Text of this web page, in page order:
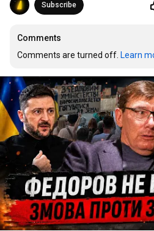
Subscribe
Comments
Comments are turned off. Learn